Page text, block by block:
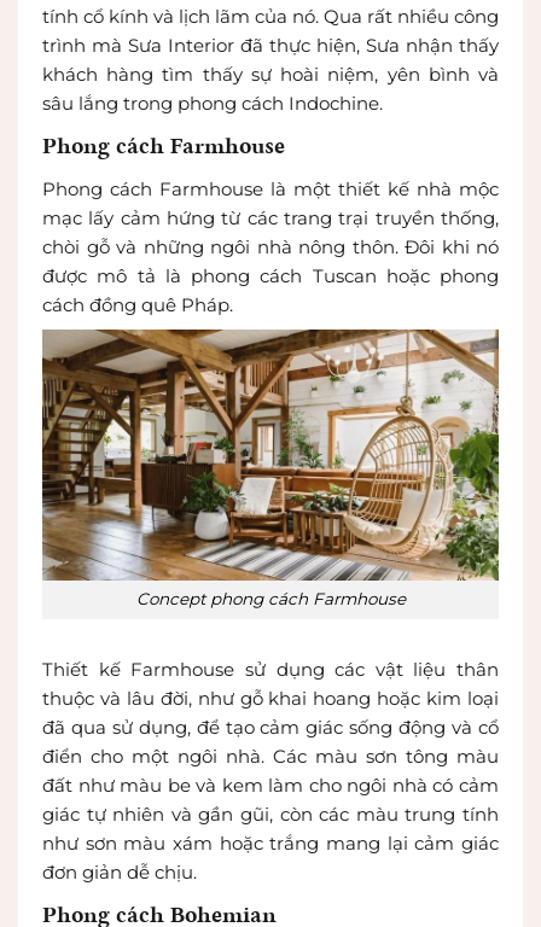
tính cổ kính và lịch lãm của nó. Qua rất nhiều công
trình mà Sưa Interior đã thực hiện, Sưa nhận thấy
khách hàng tìm thấy sự hoài niệm, yên bình và
sâu lắng trong phong cách Indochine.
Phong cách Farmhouse
Phong cách Farmhouse là một thiết kế nhà mộc
mạc lấy cảm hứng từ các trang trại truyền thống,
chòi gỗ và những ngôi nhà nông thôn. Đôi khi nó
được mô tả là phong cách Tuscan hoặc phong
cách đồng quê Pháp.
Concept phong cách Farmhouse
Thiết kế Farmhouse sử dụng các vật liệu thân
thuộc và lâu đời, như gỗ khai hoang hoặc kim loại
đã qua sử dụng, để tạo cảm giác sống động và cổ
điển cho một ngôi nhà. Các màu sơn tông màu
đất như màu be và kem làm cho ngôi nhà có cảm
giác tự nhiên và gần gũi, còn các màu trung tính
như sơn màu xám hoặc trắng mang lại cảm giác
đơn giản dễ chịu.
Phong cách Bohemian